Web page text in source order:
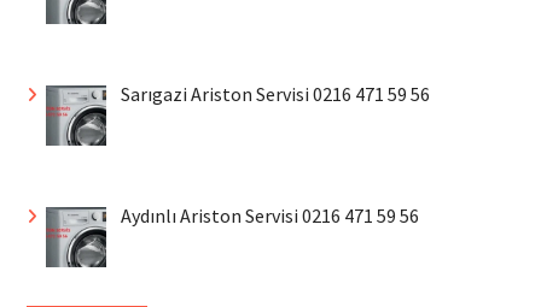
Sarıgazi Ariston Servisi 0216 471 59 56
Aydınlı Ariston Servisi 0216 471 59 56